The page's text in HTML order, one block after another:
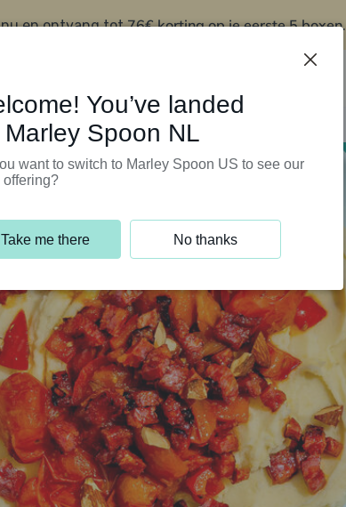
en ontvang tot76€ korting op je eerste 5 boxen.
You’ve landed
Marley Spoon NL
want to switch to Marley Spoon US to see our
offering?
Take me there No thanks